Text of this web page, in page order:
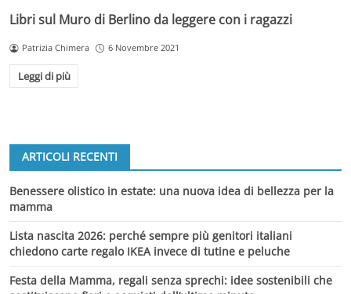
Libri sul Muro di Berlino da leggere con i ragazzi
Patrizia Chimera 6 Novembre 2021
Leggi di più
ARTICOLI RECENTI
Benessere olistico in estate: una nuova idea di bellezza per la
mamma
Lista nascita 2026: perché sempre più genitori italiani
chiedono carte regalo IKEA invece di tutine e peluche
Festa della Mamma, regali senza sprechi: idee sostenibili che